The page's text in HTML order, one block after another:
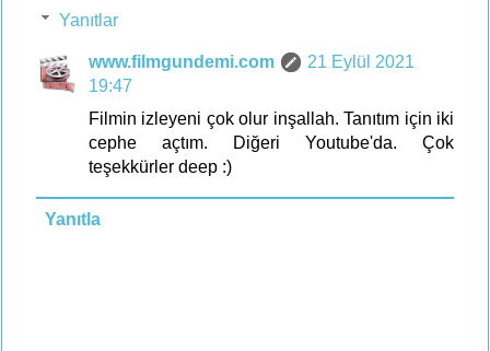
Yanıtlar
www.filmgundemi.com
21 Eylül 2021
19:47
Filmin izleyeni çok olur inşallah. Tanıtım için iki
cephe açtım. Diğeri Youtube'da. Çok
teşekkürler deep :)
Yanıtla